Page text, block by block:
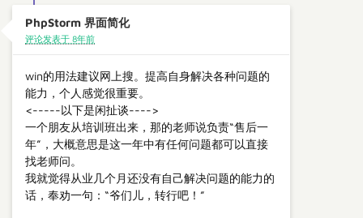
PhpStorm 界面简化
评论发表于 8年前
win的用法建议网上搜。提高自身解决各种问题的
能力，个人感觉很重要。
<-----以下是闲扯谈---->
一个朋友从培训班出来，那的老师说负责“售后一
年”，大概意思是这一年中有任何问题都可以直接
找老师问。
我就觉得从业几个月还没有自己解决问题的能力的
话，奉劝一句：“爷们儿，转行吧！”